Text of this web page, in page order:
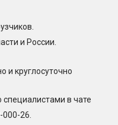
и России.
и круглосуточно
в чате
26.